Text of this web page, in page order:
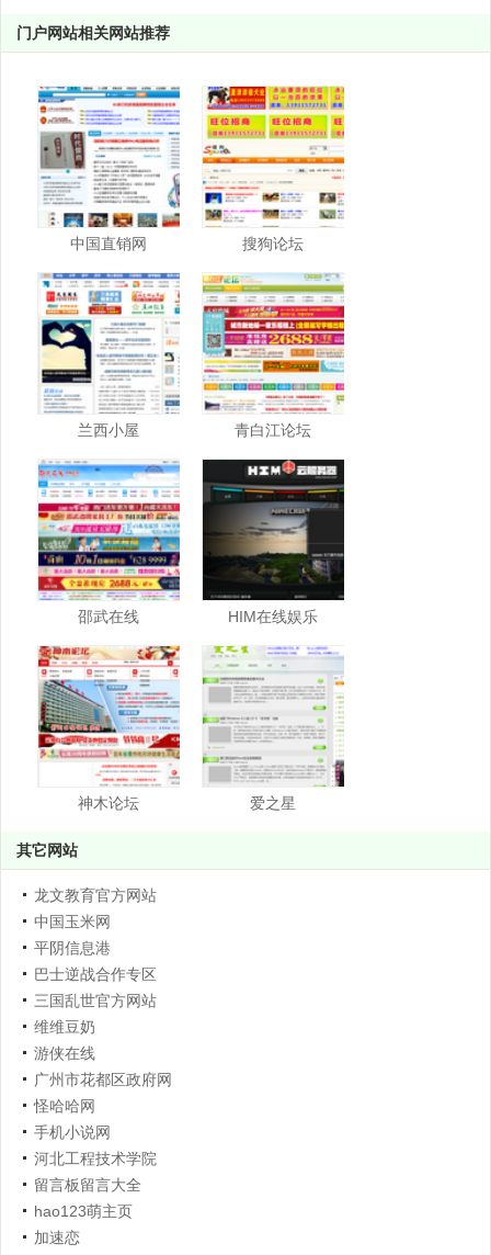
门户网站相关网站推荐
中国直销网 搜狗论坛
兰西小屋 青白江论坛
邵武在线 HIM在线娱乐
神木论坛 爱之星
其它网站
龙文教育官方网站
中国玉米网
平阴信息港
巴士逆战合作专区
三国乱世官方网站
维维豆奶
游侠在线
广州市花都区政府网
怪哈哈网
手机小说网
河北工程技术学院
留言板留言大全
hao123萌主页
加速恋